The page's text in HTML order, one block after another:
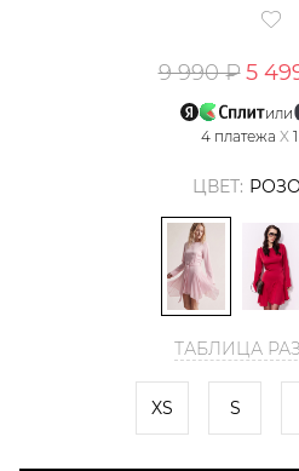
9 990 ₽ 5
или
4 платежа X
ЦВЕТ:
ТАБЛИЦА
XS S